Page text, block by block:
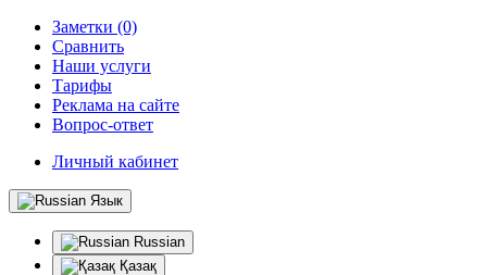
Заметки (0)
Сравнить
Наши услуги
Тарифы
Реклама на сайте
Вопрос-ответ
Личный кабинет
Язык
Russian
Қазақ